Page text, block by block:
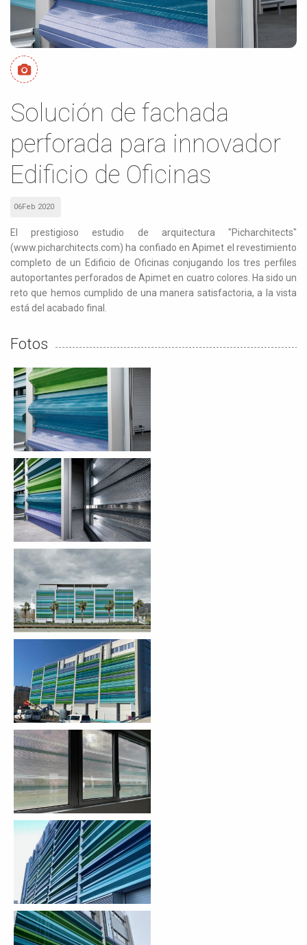
Solución de fachada
perforada para innovador
Edificio de Oficinas
06Feb 2020
El prestigioso estudio de arquitectura "Picharchitects"
(www.picharchitects.com) ha confiado en Apimet el revestimiento
completo de un Edificio de Oficinas conjugando los tres perfiles
autoportantes perforados de Apimet en cuatro colores. Ha sido un
reto que hemos cumplido de una manera satisfactoria, a la vista
está del acabado final.
Fotos